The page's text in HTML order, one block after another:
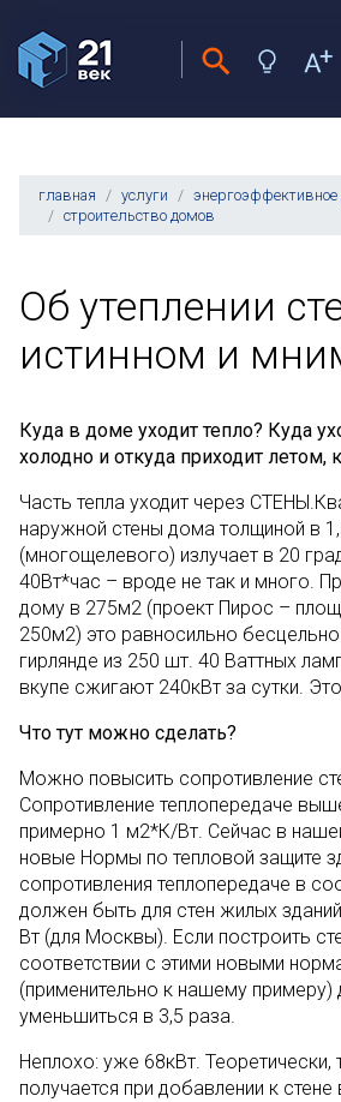
главная услуги
энергоэффективное
строительство домов
Об утеплении
истинном и
Куда в доме уходит тепло? Куда
холодно и откуда приходит летом,
Часть тепла уходит через
наружной стены дома толщиной в
(многощелевого) излучает в 20
40Вт*час – вроде не так и много.
дому в 275м2 (проект Пирос –
250м2) это равносильно
гирлянде из 250 шт. 40 Ваттных
вкупе сжигают 240кВт за сутки.
Что тут можно сделать?
Можно повысить сопротивление
Сопротивление теплопередаче
примерно 1 м2*К/Вт. Сейчас в
новые Нормы по тепловой защите
сопротивления теплопередаче в
должен быть для стен жилых
Вт (для Москвы). Если построить
соответствии с этими новыми
(применительно к нашему
уменьшиться в 3,5 раза.
Неплохо: уже 68кВт.
получается при добавлении к стене